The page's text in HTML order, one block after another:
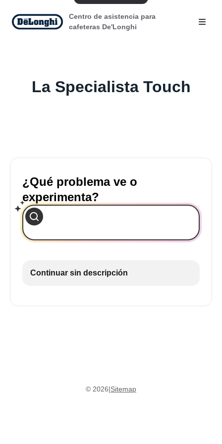
Centro de asistencia para
cafeteras De'Longhi
La Specialista Touch
¿Qué problema ve o
experimenta?
Continuar sin descripción
© 2026|Sitemap